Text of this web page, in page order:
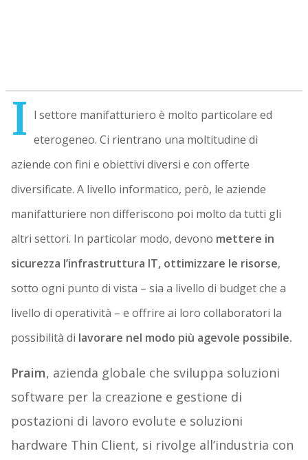
I l settore manifatturiero è molto particolare ed
eterogeneo. Ci rientrano una moltitudine di
aziende con fini e obiettivi diversi e con offerte
diversificate. A livello informatico, però, le aziende
manifatturiere non differiscono poi molto da tutti gli
altri settori. In particolar modo, devono mettere in
sicurezza l’infrastruttura IT, ottimizzare le risorse,
sotto ogni punto di vista – sia a livello di budget che a
livello di operatività – e offrire ai loro collaboratori la
possibilità di lavorare nel modo più agevole possibile.
Praim, azienda globale che sviluppa soluzioni
software per la creazione e gestione di
postazioni di lavoro evolute e soluzioni
hardware Thin Client, si rivolge all’industria con